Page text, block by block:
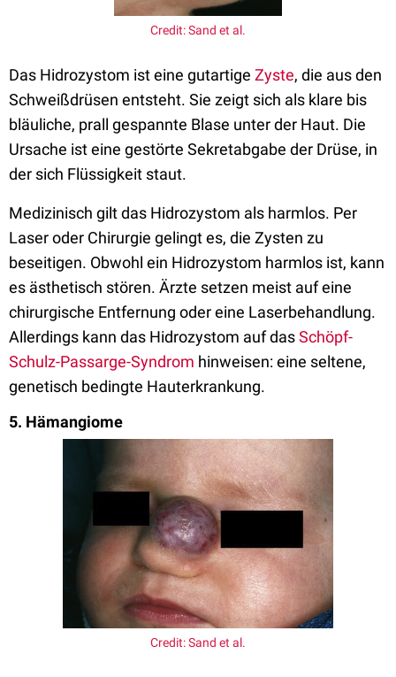
Credit: Sand et al.
Das Hidrozystom ist eine gutartige Zyste, die aus den
Schweißdrüsen entsteht. Sie zeigt sich als klare bis
bläuliche, prall gespannte Blase unter der Haut. Die
Ursache ist eine gestörte Sekretabgabe der Drüse, in
der sich Flüssigkeit staut.
Medizinisch gilt das Hidrozystom als harmlos. Per
Laser oder Chirurgie gelingt es, die Zysten zu
beseitigen. Obwohl ein Hidrozystom harmlos ist, kann
es ästhetisch stören. Ärzte setzen meist auf eine
chirurgische Entfernung oder eine Laserbehandlung.
Allerdings kann das Hidrozystom auf dasSchöpf-
Schulz-Passarge-Syndrom hinweisen: eine seltene,
genetisch bedingte Hauterkrankung.
5. Hämangiome
Credit: Sand et al.